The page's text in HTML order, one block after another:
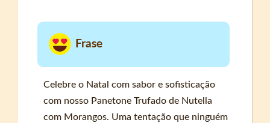
Frase
Celebre o Natal com sabor e sofisticação
com nosso Panetone Trufado de Nutella
com Morangos. Uma tentação que ninguém